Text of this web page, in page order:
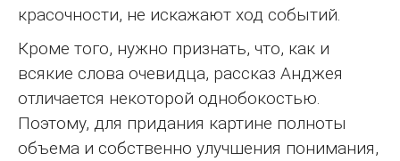
красочности, не искажают ход событий.
Кроме того, нужно признать, что, как и
всякие слова очевидца, рассказ Анджея
отличается некоторой однобокостью.
Поэтому, для придания картине полноты
объема и собственно улучшения понимания,